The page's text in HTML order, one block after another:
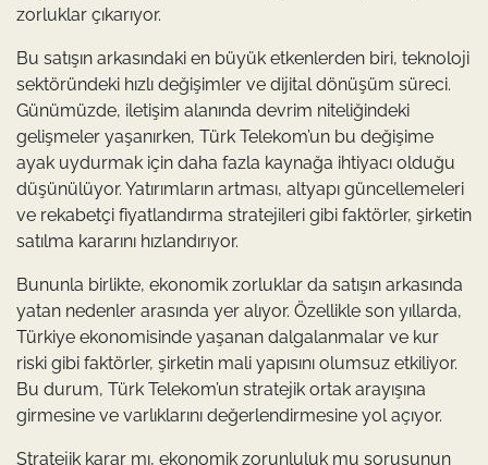
zorluklar çıkarıyor.
Bu satışın arkasındaki en büyük etkenlerden biri, teknoloji
sektöründeki hızlı değişimler ve dijital dönüşüm süreci.
Günümüzde, iletişim alanında devrim niteliğindeki
gelişmeler yaşanırken, Türk Telekom’un bu değişime
ayak uydurmak için daha fazla kaynağa ihtiyacı olduğu
düşünülüyor. Yatırımların artması, altyapı güncellemeleri
ve rekabetçi fiyatlandırma stratejileri gibi faktörler, şirketin
satılma kararını hızlandırıyor.
Bununla birlikte, ekonomik zorluklar da satışın arkasında
yatan nedenler arasında yer alıyor. Özellikle son yıllarda,
Türkiye ekonomisinde yaşanan dalgalanmalar ve kur
riski gibi faktörler, şirketin mali yapısını olumsuz etkiliyor.
Bu durum, Türk Telekom’un stratejik ortak arayışına
girmesine ve varlıklarını değerlendirmesine yol açıyor.
Stratejik karar mı, ekonomik zorunluluk mu sorusunun